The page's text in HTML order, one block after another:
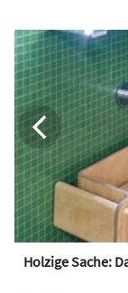
Holzige Sache: